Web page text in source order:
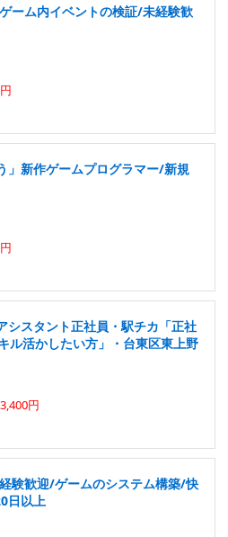
ーム内イベントの検証/未経験歓
」新作ゲームプログラマー/新規
シスタント正社員・駅チカ「正社
ル活かしたい方」・台東区東上野
円
験歓迎/ゲームのシステム構築/快
日以上